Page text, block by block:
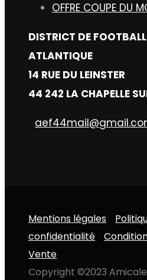
OFFRE COUPE DU
DISTRICT DE
ATLANTIQUE
14 RUE DU LEINSTER
44 242 LA CHAPELLE
Mentions légales
confidentialité
Vente
Copyright ©2023